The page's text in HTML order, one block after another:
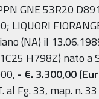
GNE 53R20
(NA) il
H798Z) nato a
- €. 3.300,00
al Fg. 33, map. n.